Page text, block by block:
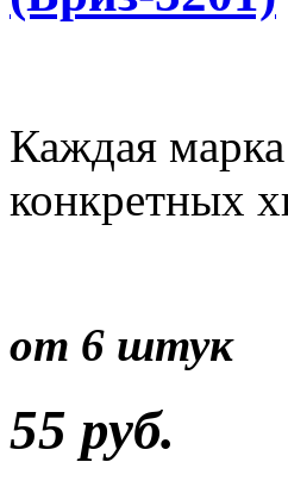
Каждая
конкретных
от 6 штук
55 руб.